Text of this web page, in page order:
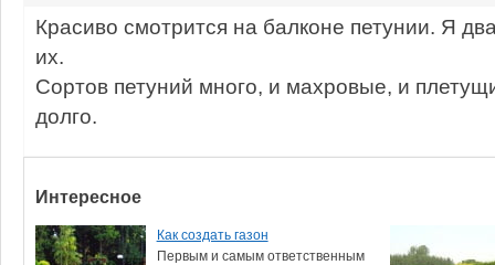
Красиво смотрится на балконе петунии. Я
их.
Сортов петуний много, и махровые, и
долго.
Интересное
Как создать газон
Первым и самым ответственным